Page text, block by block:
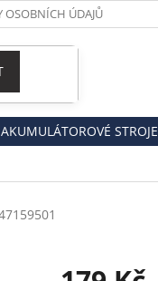
ÚDAJŮ
AKUMULÁTOROVÉ STROJE